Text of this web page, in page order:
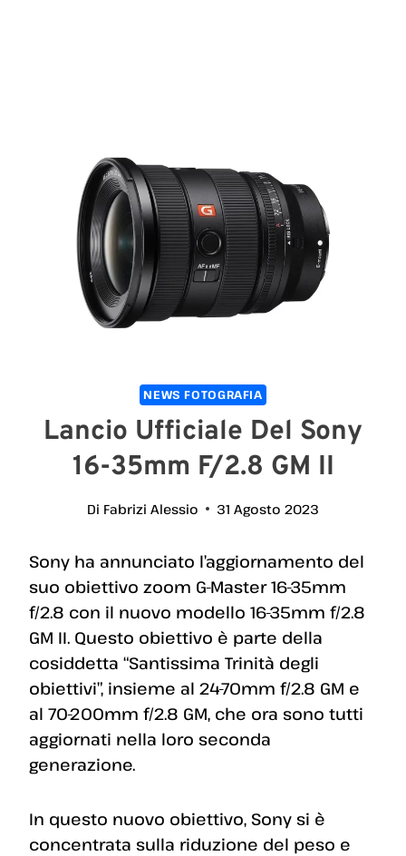
NEWS FOTOGRAFIA
Lancio Ufficiale Del Sony
16-35mm F/2.8 GM II
Di Fabrizi Alessio 31 Agosto 2023
Sony ha annunciato l’aggiornamento del
suo obiettivo zoom G-Master 16-35mm
f/2.8 con il nuovo modello 16-35mm f/2.8
GM II. Questo obiettivo è parte della
cosiddetta “Santissima Trinità degli
obiettivi”, insieme al 24-70mm f/2.8 GM e
al 70-200mm f/2.8 GM, che ora sono tutti
aggiornati nella loro seconda
generazione.
In questo nuovo obiettivo, Sony si è
concentrata sulla riduzione del peso e